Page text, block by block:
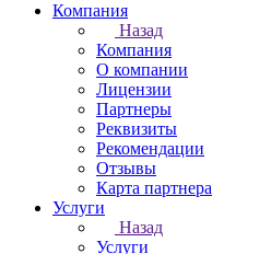
Компания
Назад
Компания
О компании
Лицензии
Партнеры
Реквизиты
Рекомендации
Отзывы
Карта партнера
Услуги
Назад
Услуги